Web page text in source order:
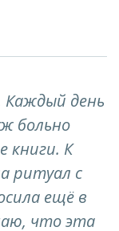
Каждый день
больно
книги. К
ритуал с
ещё в
что эта